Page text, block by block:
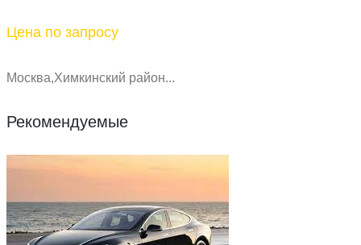
Цена по запросу
Москва,Химкинский район...
Рекомендуемые